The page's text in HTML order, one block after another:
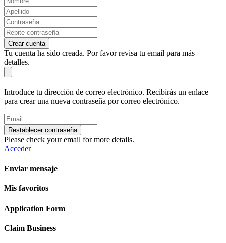
Crear cuenta
Tu cuenta ha sido creada. Por favor revisa tu email para más
detalles.
Introduce tu dirección de correo electrónico. Recibirás un enlace
para crear una nueva contraseña por correo electrónico.
Restablecer contraseña
Please check your email for more details.
Acceder
Enviar mensaje
Mis favoritos
Application Form
Claim Business